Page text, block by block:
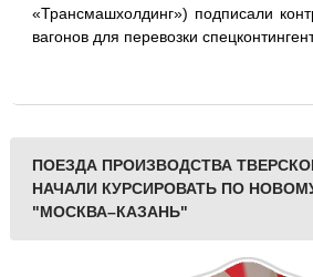
«Трансмашхолдинг») подписали
вагонов для перевозки
ПОЕЗДА ПРОИЗВОДСТВА
НАЧАЛИ КУРСИРОВАТЬ ПО
"МОСКВА–КАЗАНЬ"